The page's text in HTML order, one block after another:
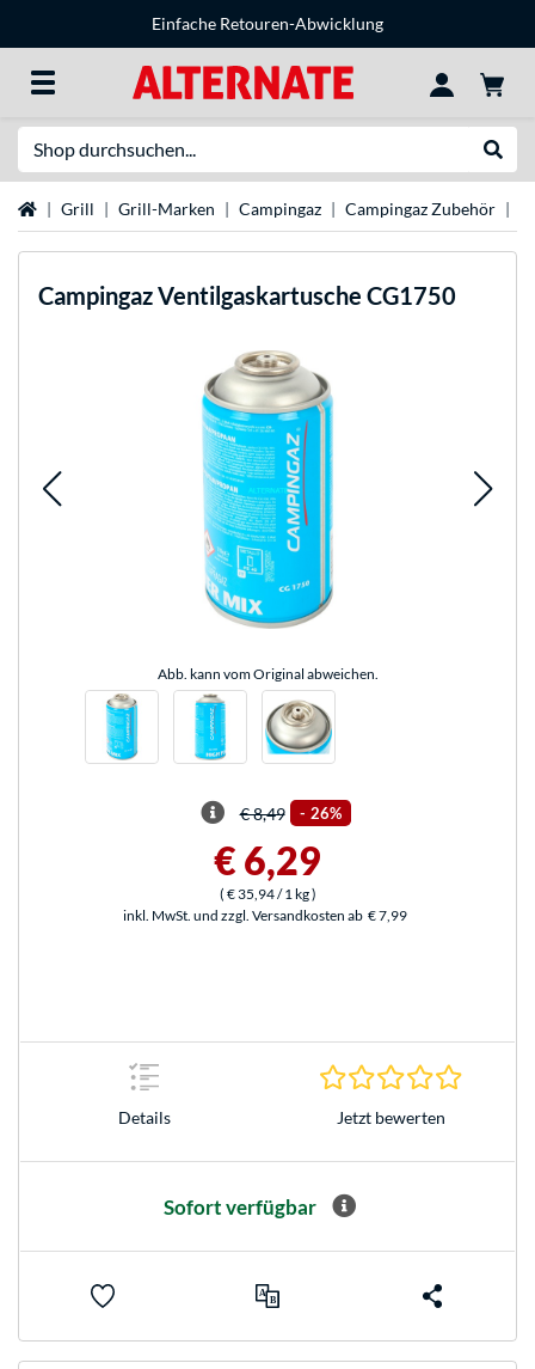
Einfache Retouren-Abwicklung
Startseite
Grill Grill-Marken Campingaz Campingaz Zubehör
CampingazVentilgaskartusche CG1750
Abb. kann vom Original abweichen.
€ 8,49 - 26%
€ 6,29
( € 35,94/ 1 kg)
inkl. MwSt. und zzgl. Versandkosten ab € 7,99
Details Jetzt bewerten
Sofort verfügbar